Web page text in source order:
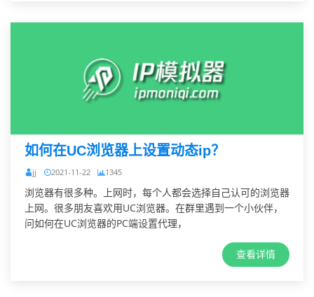
如何在UC浏览器上设置动态ip？
jj 2021-11-22 1345
浏览器有很多种。上网时，每个人都会选择自己认可的浏览器
上网。很多朋友喜欢用UC浏览器。在群里遇到一个小伙伴，
问如何在UC浏览器的PC端设置代理，
查看详情